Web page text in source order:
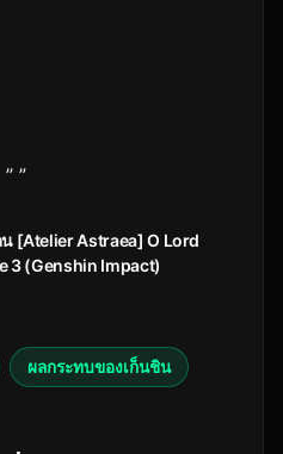
” ”
น [Atelier Astraea] O Lord
3 (Genshin Impact)
ผลกระทบของเก็นชิน